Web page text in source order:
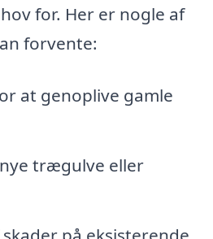
for. Her er nogle af
forvente:
at genoplive gamle
trægulve eller